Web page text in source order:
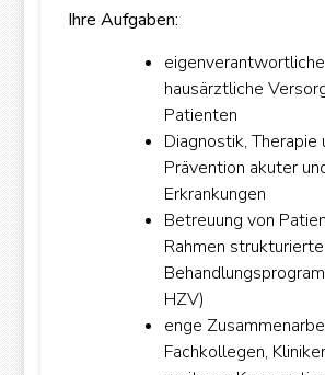
Ihre Aufgaben:
eigenverantwortliche
hausärztliche
Patienten
Diagnostik, Therapie
Prävention akuter
Erkrankungen
Betreuung von
Rahmen
HZV)
enge
Fachkollegen,